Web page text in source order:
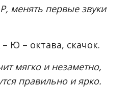
менять первые звуки
– октава, скачок.
мягко и незаметно,
правильно и ярко.